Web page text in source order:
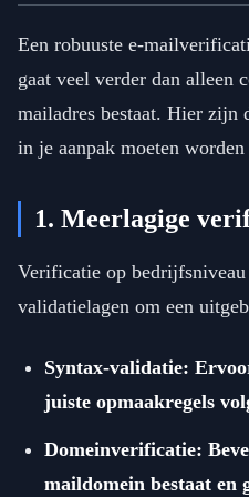
Een robuuste e-
gaat veel verder dan alleen
mailadres bestaat. Hier zijn
in je aanpak moeten worden
1. Meerlagige
Verificatie op bedrijfsniveau
validatielagen om een
Syntax-validatie:
juiste opmaakregels
Domeinverificatie:
maildomein bestaat en